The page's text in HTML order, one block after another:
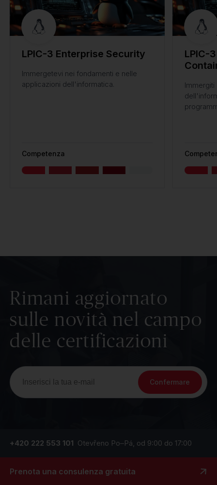
LPIC-3 Enterprise Security
Immergetevi nei fondamenti e nelle
applicazioni dell'informatica.
Competenza
LPIC-
Rimani aggiornato
sulle novità nel campo
delle certificazioni
Confermare
+420 222 553 101 Otevřeno Po–Pá, od 9:00 do 17:00
Prenota una consulenza gratuita